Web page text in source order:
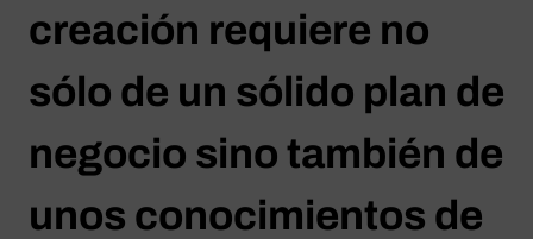
creación requiere no
sólo de un sólido plan de
negocio sino también de
unos conocimientos de